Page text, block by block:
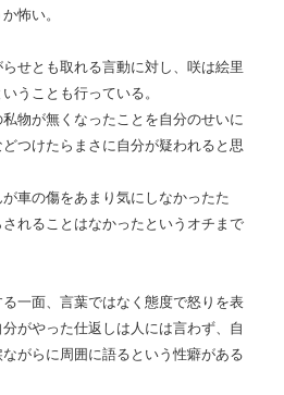
怖い。
せとも取れる言動に対し、咲は絵里
うことも行っている。
物が無くなったことを自分のせいに
つけたらまさに自分が疑われると思
車の傷をあまり気にしなかったた
れることはなかったというオチまで
一面、言葉ではなく態度で怒りを表
がやった仕返しは人には言わず、自
がらに周囲に語るという性癖がある